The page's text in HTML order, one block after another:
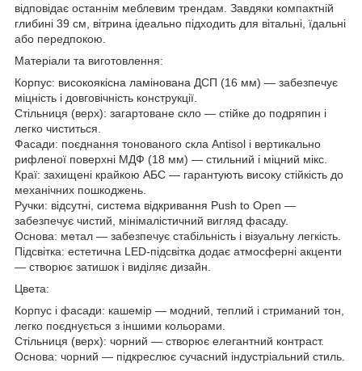
відповідає останнім меблевим трендам. Завдяки компактній
глибині 39 см, вітрина ідеально підходить для вітальні, їдальні
або передпокою.
Матеріали та виготовлення:
Корпус: високоякісна ламінована ДСП (16 мм) — забезпечує
міцність і довговічність конструкції.
Стільниця (верх): загартоване скло — стійке до подряпин і
легко чиститься.
Фасади: поєднання тонованого скла Antisol і вертикально
рифленої поверхні МДФ (18 мм) — стильний і міцний мікс.
Краї: захищені крайкою АБС — гарантують високу стійкість до
механічних пошкоджень.
Ручки: відсутні, система відкривання Push to Open —
забезпечує чистий, мінімалістичний вигляд фасаду.
Основа: метал — забезпечує стабільність і візуальну легкість.
Підсвітка: естетична LED-підсвітка додає атмосферні акценти
— створює затишок і виділяє дизайн.
Цвета:
Корпус і фасади: кашемір — модний, теплий і стриманий тон,
легко поєднується з іншими кольорами.
Стільниця (верх): чорний — створює елегантний контраст.
Основа: чорний — підкреслює сучасний індустріальний стиль.